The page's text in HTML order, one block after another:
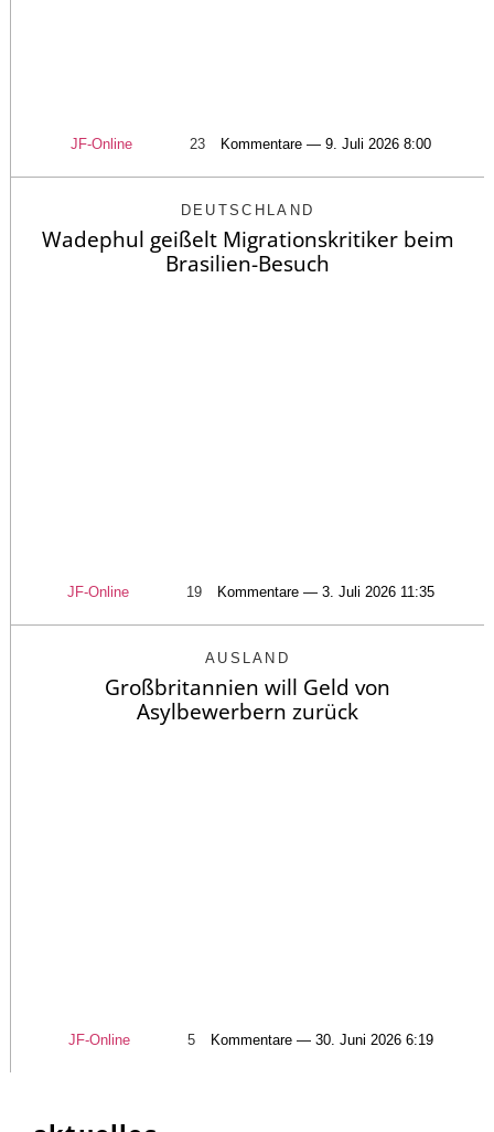
JF-Online 23 Kommentare — 9. Juli 2026 8:00
DEUTSCHLAND
Wadephul geißelt Migrationskritiker beim
Brasilien-Besuch
JF-Online 19 Kommentare — 3. Juli 2026 11:35
AUSLAND
Großbritannien will Geld von
Asylbewerbern zurück
JF-Online 5 Kommentare — 30. Juni 2026 6:19